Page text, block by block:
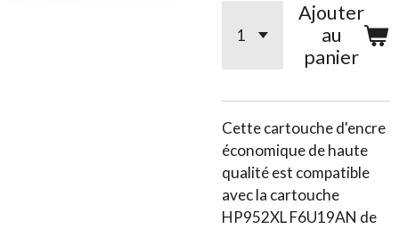
Ajouter
au
panier
Cette cartouche d'encre
économique de haute
qualité est compatible
avec la cartouche
HP952XL F6U19AN de